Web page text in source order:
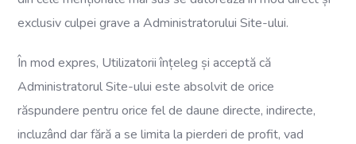
exclusiv culpei grave a Administratorului Site-ului.
În mod expres, Utilizatorii înțeleg și acceptă că
Administratorul Site-ului este absolvit de orice
răspundere pentru orice fel de daune directe, indirecte,
incluzând dar fără a se limita la pierderi de profit, vad